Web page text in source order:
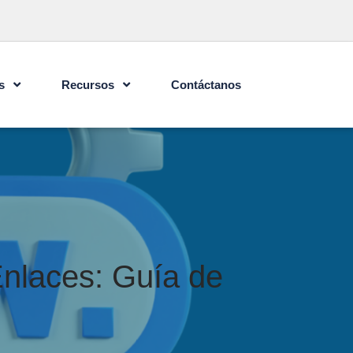
Recursos Contáctanos
Guía de